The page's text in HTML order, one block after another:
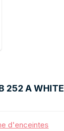
252 A WHITE